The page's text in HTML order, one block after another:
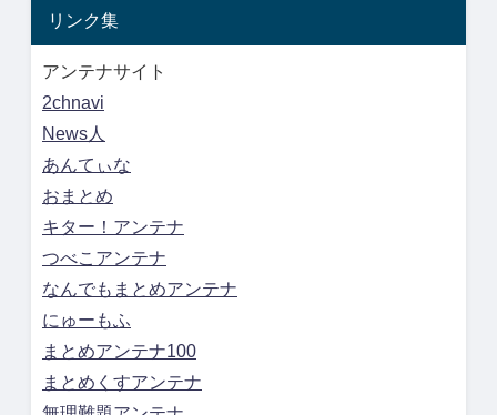
リンク集
アンテナサイト
2chnavi
News人
あんてぃな
おまとめ
キター！アンテナ
つべこアンテナ
なんでもまとめアンテナ
にゅーもふ
まとめアンテナ100
まとめくすアンテナ